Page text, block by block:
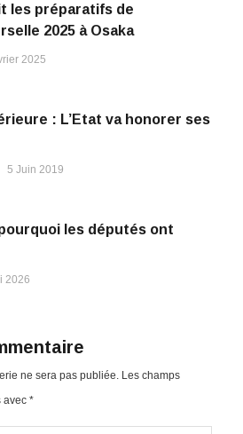
les préparatifs de
2025 à Osaka
2025
: L’Etat va honorer ses
5 Juin 2019
les députés ont
2026
ne sera pas publiée. Les champs
avec *